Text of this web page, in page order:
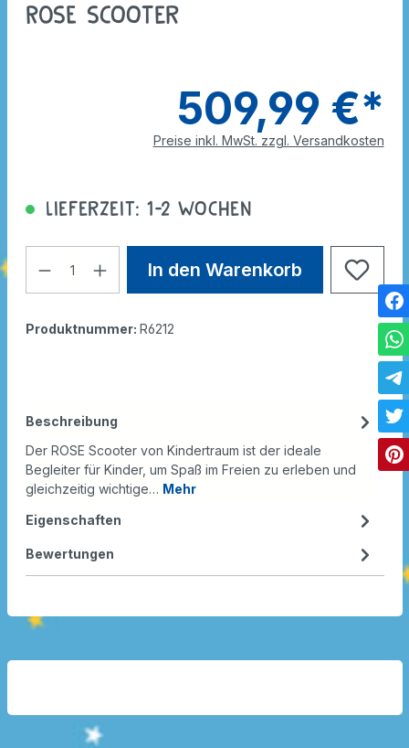
ROSE Scooter
509,99 €*
Preise inkl. MwSt. zzgl. Versandkosten
Lieferzeit: 1-2 Wochen
In den Warenkorb
Produktnummer: R6212
Beschreibung
Der ROSE Scooter von Kindertraum ist der ideale
Begleiter für Kinder, um Spaß im Freien zu erleben und
gleichzeitig wichtige… Mehr
Eigenschaften
Bewertungen